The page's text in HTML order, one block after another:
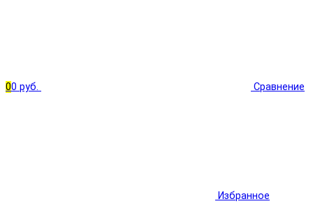
00 руб. Сравнение
Избранное